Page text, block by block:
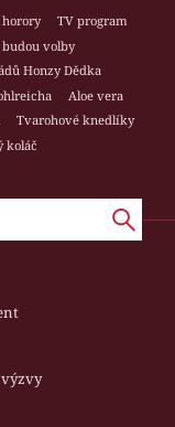
TV program
volby
Honzy Dědka
Aloe vera
Tvarohové knedlíky
koláč
výzvy